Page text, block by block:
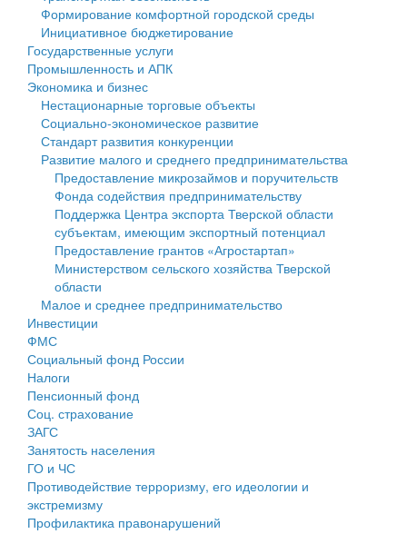
Государственные услуги
Промышленность и АПК
Экономика и бизнес
Символика
Устав
Гостям округа
Туризм
Культура
Образование
Здравоохранение
Социальная защита
Фотоальбом
муниципального округа Тверской области
Администрация Кашинского муниципального округа
Тверской области
Управление сельскими территориями
Открытые данные
Работа с обращениями граждан
Муниципальный контроль
Муниципальные услуги
Проекты административных регламентов
Антимонопольный комплаенс
Противодействие коррупции
Финансовое управление
Бюджет для граждан
Имущество
Выявление правообладателей ранее учтенных
объектов недвижимости
Имущественная поддержка субъектов малого и
среднего предпринимательства
Информационная поддержка субъектов малого и
среднего предпринимательства
Муниципальные программы
Контрольно-счетная палата
Персональные данные
Оценка регулирующего воздействия
Деятельность МУ
Формирование комфортной городской среды
Инициативное бюджетирование
Государственные услуги
Промышленность и АПК
Экономика и бизнес
Нестационарные торговые объекты
Социально-экономическое развитие
Стандарт развития конкуренции
Развитие малого и среднего предпринимательства
Предоставление микрозаймов и поручительств
Фонда содействия предпринимательству
Поддержка Центра экспорта Тверской области
субъектам, имеющим экспортный потенциал
Предоставление грантов «Агростартап»
Министерством сельского хозяйства Тверской
области
Малое и среднее предпринимательство
Инвестиции
ФМС
Социальный фонд России
Налоги
Пенсионный фонд
Соц. страхование
ЗАГС
Занятость населения
ГО и ЧС
Противодействие терроризму, его идеологии и
экстремизму
Профилактика правонарушений